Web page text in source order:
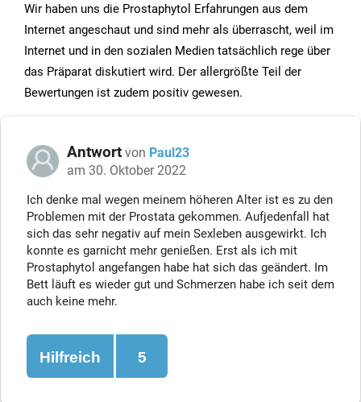
Wir haben uns die Prostaphytol Erfahrungen aus dem
Internet angeschaut und sind mehr als überrascht, weil im
Internet und in den sozialen Medien tatsächlich rege über
das Präparat diskutiert wird. Der allergrößte Teil der
Bewertungen ist zudem positiv gewesen.
Antwort von Paul23
am 30. Oktober 2022
Ich denke mal wegen meinem höheren Alter ist es zu den
Problemen mit der Prostata gekommen. Aufjedenfall hat
sich das sehr negativ auf mein Sexleben ausgewirkt. Ich
konnte es garnicht mehr genießen. Erst als ich mit
Prostaphytol angefangen habe hat sich das geändert. Im
Bett läuft es wieder gut und Schmerzen habe ich seit dem
auch keine mehr.
Hilfreich 5